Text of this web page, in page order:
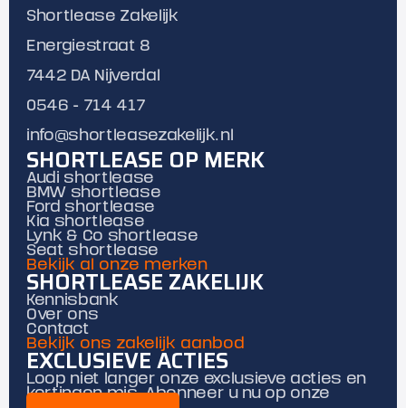
Shortlease Zakelijk
Energiestraat 8
7442 DA Nijverdal
0546 - 714 417
info@shortleasezakelijk.nl
SHORTLEASE OP MERK
Audi shortlease
BMW shortlease
Ford shortlease
Kia shortlease
Lynk & Co shortlease
Seat shortlease
Bekijk al onze merken
SHORTLEASE ZAKELIJK
Kennisbank
Over ons
Contact
Bekijk ons zakelijk aanbod
EXCLUSIEVE ACTIES
Loop niet langer onze exclusieve acties en
kortingen mis. Abonneer u nu op onze